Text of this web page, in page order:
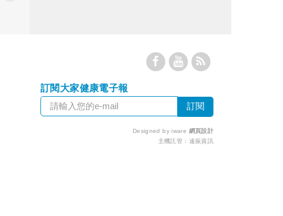
訂閱大家健康電子報
Designed by iware 網頁設計
主機託管： 遠振資訊